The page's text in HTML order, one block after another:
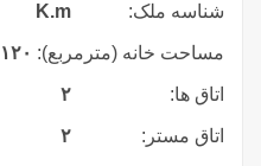
شناسه ملک: K.m
مساحت خانه (مترمربع): ۱۲۰ متر
اتاق ها: ۲
اتاق مستر: ۲